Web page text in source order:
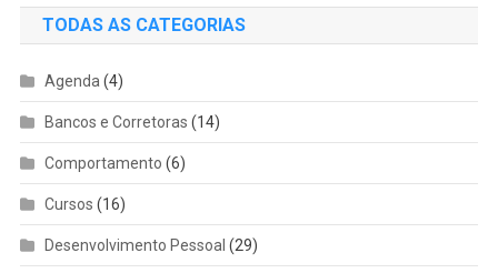
TODAS AS CATEGORIAS
Agenda (4)
Bancos e Corretoras (14)
Comportamento (6)
Cursos (16)
Desenvolvimento Pessoal (29)